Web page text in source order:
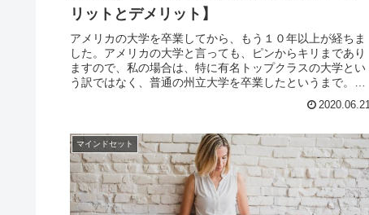
リットとデメリット】
アメリカの大学を卒業してから、もう１０年以上が経ちま
した。アメリカの大学と言っても、ピンからキリまであり
ますので、私の場合は、特に有名トップクラスの大学とい
う訳ではなく、普通の州立大学を卒業したというまで。そ
し、一方でそれによって起こる苦悩もありました。
2020.06.21
マインドセット